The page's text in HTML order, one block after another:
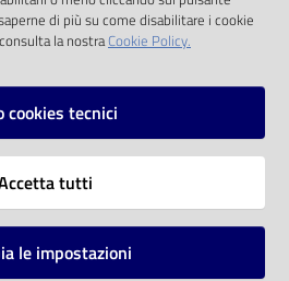
di più su come disabilitare i cookie
la nostraCookie Policy.
cookies tecnici
tutti
le impostazioni